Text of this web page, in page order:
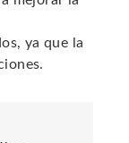
ya que la